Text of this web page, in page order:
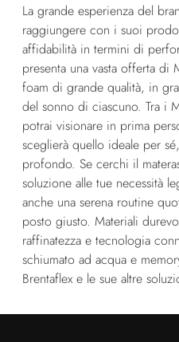
La grande esperienza del
raggiungere con i suoi
affidabilità in termini di
presenta una vasta offerta di
foam di grande qualità, in
del sonno di ciascuno. Tra i
potrai visionare in prima
sceglierà quello ideale per
profondo. Se cerchi il
soluzione alle tue necessità
anche una serena routine
posto giusto. Materiali
raffinatezza e tecnologia
schiumato ad acqua e
Brentaflex e le sue altre